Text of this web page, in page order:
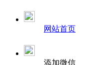
网站首页
添加微信